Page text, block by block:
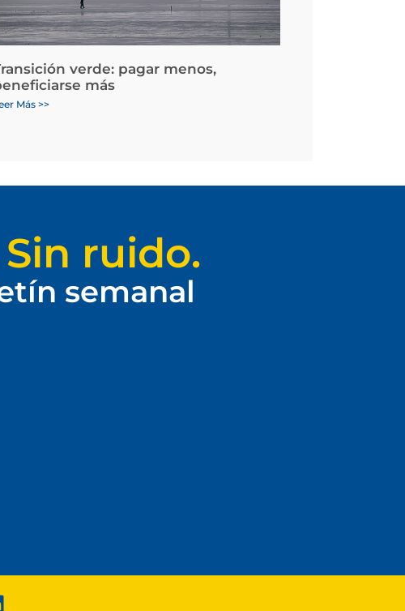
verde: pagar menos,
más
Más >>
ruido.
semanal